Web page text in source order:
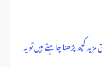
کچھ پڑھنا چاہتے ہیں تو یہ